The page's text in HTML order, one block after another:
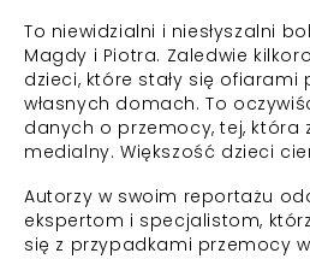
To niewidzialni i niesłyszalni
Magdy i Piotra. Zaledwie
dzieci, które stały się ofiarami
własnych domach. To
danych o przemocy, tej, która
medialny. Większość dzieci
Autorzy w swoim reportażu
ekspertom i specjalistom,
się z przypadkami przemocy